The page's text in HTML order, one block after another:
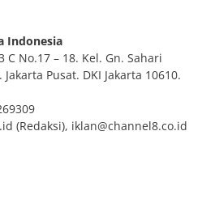
Indonesia
C No.17 – 18. Kel. Gn. Sahari
Pusat. DKI Jakarta 10610.
(Redaksi), iklan@channel8.co.id